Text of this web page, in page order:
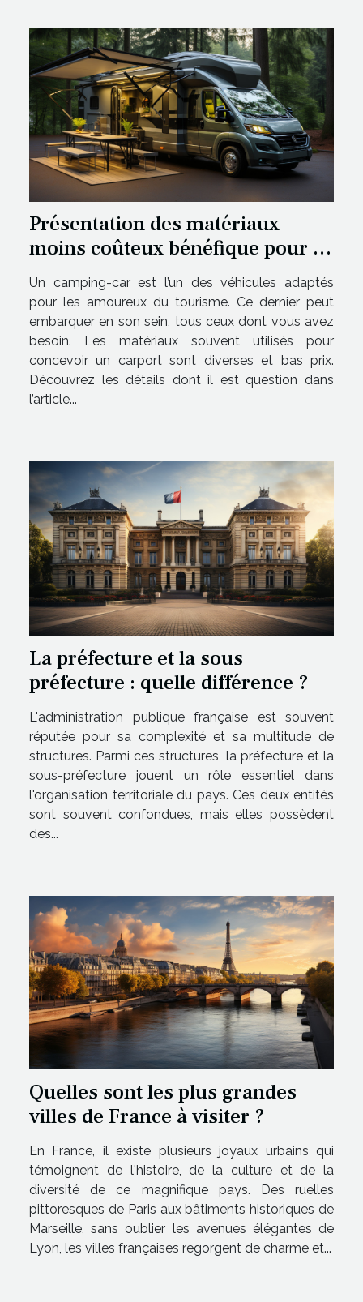
Présentation des matériaux
moins coûteux bénéfique pour la
fabrication d’un carport pour
camping-car
Un camping-car est l’un des véhicules adaptés
pour les amoureux du tourisme. Ce dernier peut
embarquer en son sein, tous ceux dont vous avez
besoin. Les matériaux souvent utilisés pour
concevoir un carport sont diverses et bas prix.
Découvrez les détails dont il est question dans
l’article...
La préfecture et la sous
préfecture : quelle différence ?
L'administration publique française est souvent
réputée pour sa complexité et sa multitude de
structures. Parmi ces structures, la préfecture et la
sous-préfecture jouent un rôle essentiel dans
l'organisation territoriale du pays. Ces deux entités
sont souvent confondues, mais elles possèdent
des...
Quelles sont les plus grandes
villes de France à visiter ?
En France, il existe plusieurs joyaux urbains qui
témoignent de l'histoire, de la culture et de la
diversité de ce magnifique pays. Des ruelles
pittoresques de Paris aux bâtiments historiques de
Marseille, sans oublier les avenues élégantes de
Lyon, les villes françaises regorgent de charme et...